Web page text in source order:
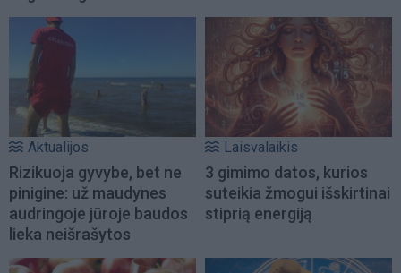
Aktualijos
Rizikuoja gyvybe, bet ne
pinigine: už maudynes
audringoje jūroje baudos
lieka neišrašytos
Laisvalaikis
3 gimimo datos, kurios
suteikia žmogui išskirtinai
stiprią energiją